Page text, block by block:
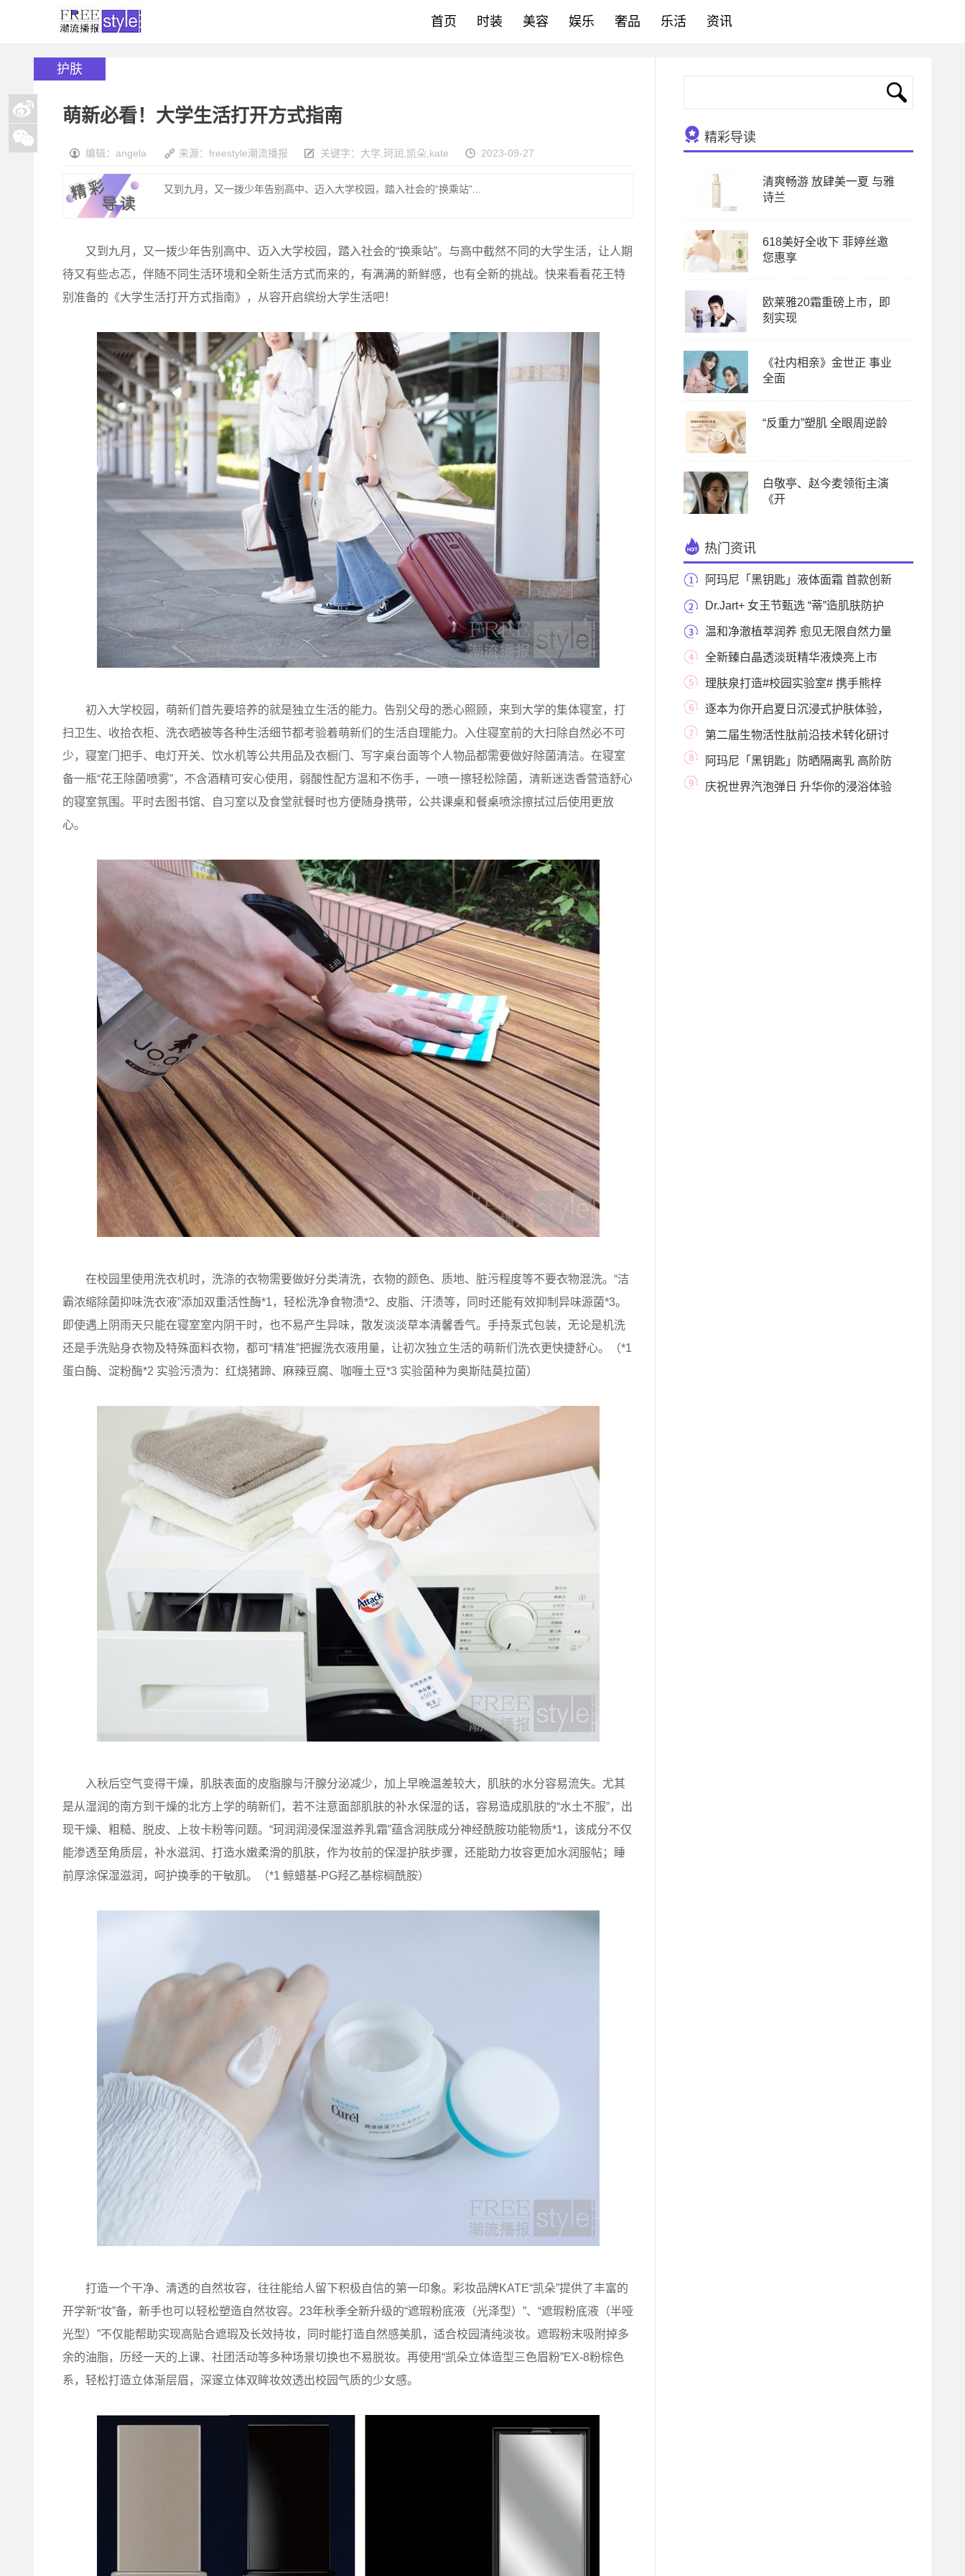
首页 时装 美容 娱乐 奢品 乐活 资讯
护肤
萌新必看！大学生活打开方式指南
编辑：angela 来源：freestyle潮流播报 关键字： 大学 珂润 凯朵 kate 2023-09-27
又到九月，又一拨少年告别高中、迈入大学校园，踏入社会的“换乘站”...
又到九月，又一拨少年告别高中、迈入大学校园，踏入社会的“换乘站”。与高中截然不同的大学生活，让人期
待又有些忐忑，伴随不同生活环境和全新生活方式而来的，有满满的新鲜感，也有全新的挑战。快来看看花王特
别准备的《大学生活打开方式指南》，从容开启缤纷大学生活吧！
初入大学校园，萌新们首先要培养的就是独立生活的能力。告别父母的悉心照顾，来到大学的集体寝室，打
扫卫生、收拾衣柜、洗衣晒被等各种生活细节都考验着萌新们的生活自理能力。入住寝室前的大扫除自然必不可
少，寝室门把手、电灯开关、饮水机等公共用品及衣橱门、写字桌台面等个人物品都需要做好除菌清洁。在寝室
备一瓶“花王除菌喷雾”，不含酒精可安心使用，弱酸性配方温和不伤手，一喷一擦轻松除菌，清新迷迭香营造舒心
的寝室氛围。平时去图书馆、自习室以及食堂就餐时也方便随身携带，公共课桌和餐桌喷涂擦拭过后使用更放
心。
在校园里使用洗衣机时，洗涤的衣物需要做好分类清洗，衣物的颜色、质地、脏污程度等不要衣物混洗。“洁
霸浓缩除菌抑味洗衣液”添加双重活性酶*1，轻松洗净食物渍*2、皮脂、汗渍等，同时还能有效抑制异味源菌*3。
即使遇上阴雨天只能在寝室室内阴干时，也不易产生异味，散发淡淡草本清馨香气。手持泵式包装，无论是机洗
还是手洗贴身衣物及特殊面料衣物，都可“精准”把握洗衣液用量，让初次独立生活的萌新们洗衣更快捷舒心。（*1
蛋白酶、淀粉酶*2 实验污渍为：红烧猪蹄、麻辣豆腐、咖喱土豆*3 实验菌种为奥斯陆莫拉菌）
入秋后空气变得干燥，肌肤表面的皮脂腺与汗腺分泌减少，加上早晚温差较大，肌肤的水分容易流失。尤其
是从湿润的南方到干燥的北方上学的萌新们，若不注意面部肌肤的补水保湿的话，容易造成肌肤的“水土不服”，出
现干燥、粗糙、脱皮、上妆卡粉等问题。“珂润润浸保湿滋养乳霜”蕴含润肤成分神经酰胺功能物质*1，该成分不仅
能渗透至角质层，补水滋润、打造水嫩柔滑的肌肤，作为妆前的保湿护肤步骤，还能助力妆容更加水润服帖；睡
前厚涂保湿滋润，呵护换季的干敏肌。（*1 鲸蜡基-PG羟乙基棕榈酰胺）
打造一个干净、清透的自然妆容，往往能给人留下积极自信的第一印象。彩妆品牌KATE“凯朵”提供了丰富的
开学新“妆”备，新手也可以轻松塑造自然妆容。23年秋季全新升级的“遮瑕粉底液（光泽型）”、“遮瑕粉底液（半哑
光型）”不仅能帮助实现高贴合遮瑕及长效持妆，同时能打造自然感美肌，适合校园清纯淡妆。遮瑕粉末吸附掉多
余的油脂，历经一天的上课、社团活动等多种场景切换也不易脱妆。再使用“凯朵立体造型三色眉粉”EX-8粉棕色
系，轻松打造立体渐层眉，深邃立体双眸妆效透出校园气质的少女感。
精彩导读
清爽畅游 放肆美一夏 与雅
诗兰
618美好全收下 菲婷丝邀
您惠享
欧莱雅20霜重磅上市，即
刻实现
《社内相亲》金世正 事业
全面
“反重力”塑肌 全眼周逆龄
白敬亭、赵今麦领衔主演
《开
热门资讯
阿玛尼「黑钥匙」液体面霜 首款创新
型液态面霜
Dr.Jart+ 女王节甄选 “蒂”造肌肤防护
力 温和净澈植萃润养 愈见无限自然力量
YOKIA 008卸妆
全新臻白晶透淡斑精华液焕亮上市
URARA悠莱，就
理肤泉打造#校园实验室# 携手熊梓
淇与你一起
逐本为你开启夏日沉浸式护肤体验，
聆听养护肌
第二届生物活性肽前沿技术转化研讨
会顺利召开
阿玛尼「黑钥匙」防晒隔离乳 高阶防
晒 全新上市
庆祝世界汽泡弹日 升华你的浸浴体验